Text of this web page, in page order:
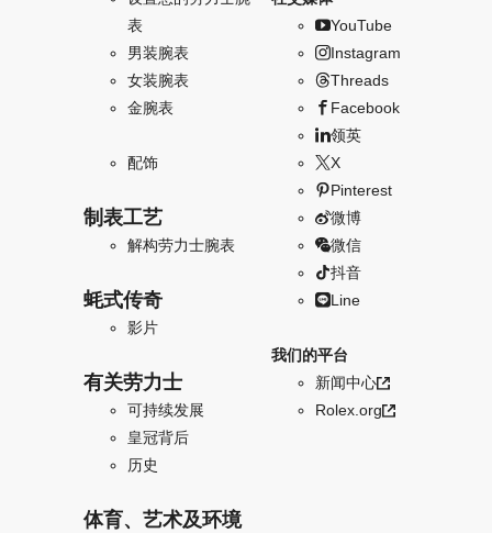
表
男装腕表
女装腕表
金腕表
配饰
制表工艺
解构劳力士腕表
蚝式传奇
影片
有关劳力士
可持续发展
皇冠背后
历史
体育、艺术及环境
YouTube
Instagram
Threads
Facebook
领英
X
Pinterest
微博
微信
抖音
Line
我们的平台
新闻中心
Rolex.org